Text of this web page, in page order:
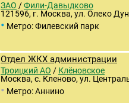
ЗАО /Фили-Давыдково
121596, г. Москва, ул. Олеко
• Метро: Филевский парк
Отдел ЖКХ администрации
Троицкий АО / Клёновское
Москва, с. Кленово, ул.
• Метро: Аннино